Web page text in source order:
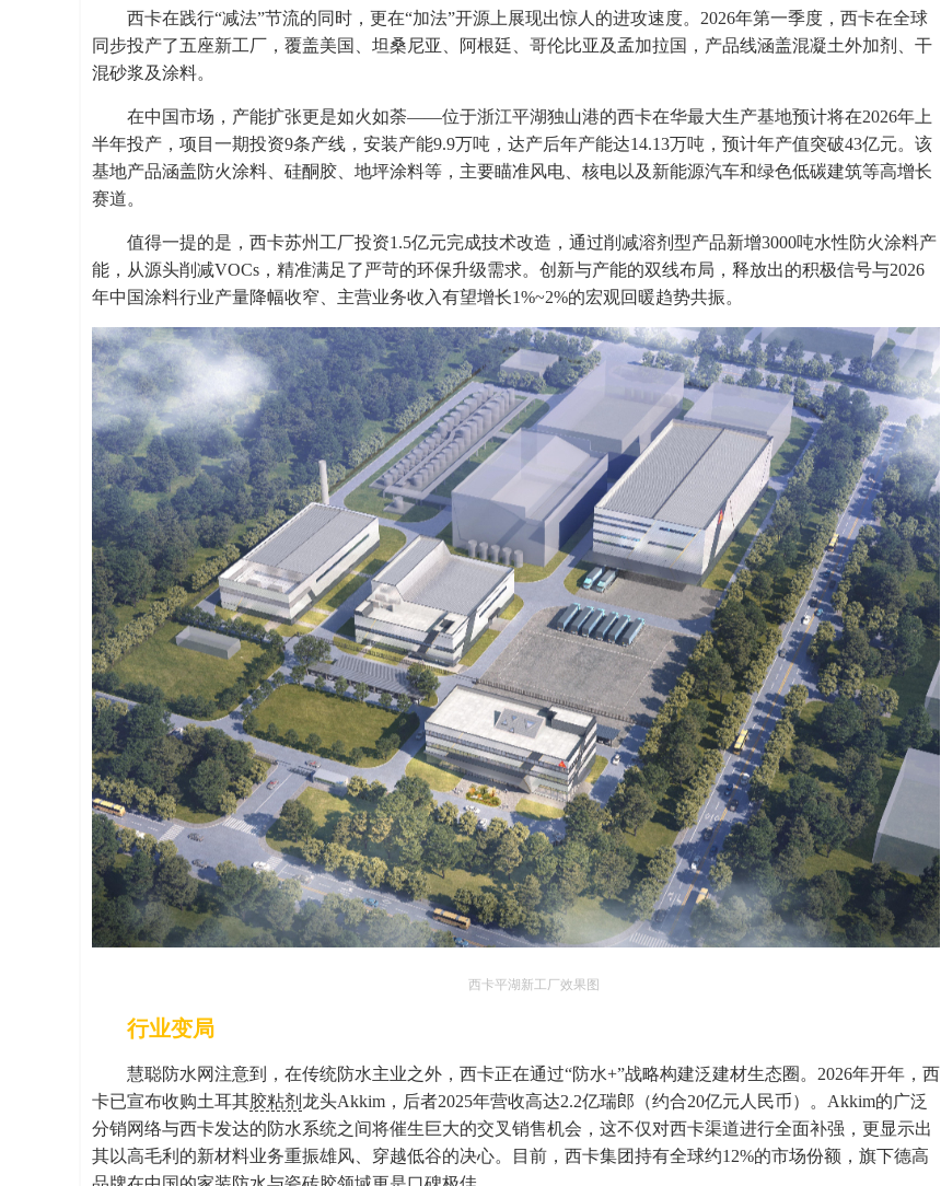
西卡在践行“减法”节流的同时，更在“加法”开源上展现出惊人的进攻速度。2026年第一季度，西卡在全球
同步投产了五座新工厂，覆盖美国、坦桑尼亚、阿根廷、哥伦比亚及孟加拉国，产品线涵盖混凝土外加剂、干
混砂浆及涂料。
在中国市场，产能扩张更是如火如荼——位于浙江平湖独山港的西卡在华最大生产基地预计将在2026年上
半年投产，项目一期投资9条产线，安装产能9.9万吨，达产后年产能达14.13万吨，预计年产值突破43亿元。该
基地产品涵盖防火涂料、硅酮胶、地坪涂料等，主要瞄准风电、核电以及新能源汽车和绿色低碳建筑等高增长
赛道。
值得一提的是，西卡苏州工厂投资1.5亿元完成技术改造，通过削减溶剂型产品新增3000吨水性防火涂料产
能，从源头削减VOCs，精准满足了严苛的环保升级需求。创新与产能的双线布局，释放出的积极信号与2026
年中国涂料行业产量降幅收窄、主营业务收入有望增长1%~2%的宏观回暖趋势共振。
西卡平湖新工厂效果图
行业变局
慧聪防水网注意到，在传统防水主业之外，西卡正在通过“防水+”战略构建泛建材生态圈。2026年开年，西
卡已宣布收购土耳其胶粘剂 龙头Akkim，后者2025年营收高达2.2亿瑞郎（约合20亿元人民币）。Akkim的广泛
分销网络与西卡发达的防水系统之间将催生巨大的交叉销售机会，这不仅对西卡渠道进行全面补强，更显示出
其以高毛利的新材料业务重振雄风、穿越低谷的决心。目前，西卡集团持有全球约12%的市场份额，旗下德高